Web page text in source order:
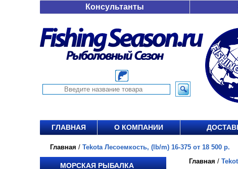
Консультанты
ГЛАВНАЯ О КОМПАНИИ
Главная / Tekota Лесоемкость, (lb/m) 16-375 от 18 500 р.
МОРСКАЯ РЫБАЛКА
Главная /